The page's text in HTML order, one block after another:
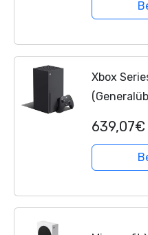
Xbox
639,07€